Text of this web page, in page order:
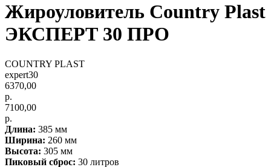
Жироуловитель Country Plast
ЭКСПЕРТ 30 ПРО
COUNTRY PLAST
expert30
6370,00
р.
7100,00
р.
Длина: 385 мм
Ширина: 260 мм
Высота: 305 мм
Пиковый сброс: 30 литров